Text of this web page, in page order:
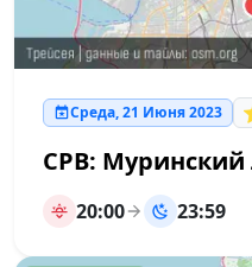
Среда, 21 Июня 2023
СРВ:
20:00 23:59